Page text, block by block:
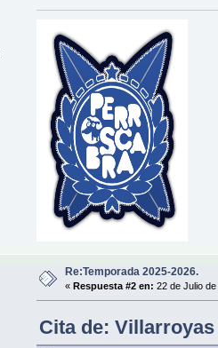
Re:Temporada 2025-2026.
« Respuesta #2 en: 22 de Julio
Cita de: Villarroyas